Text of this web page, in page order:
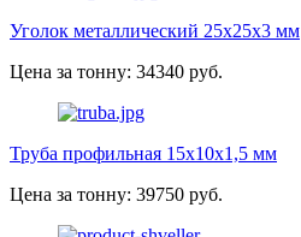
Уголок металлический 25х25х3 мм
Цена за тонну: 34340 руб.
Труба профильная 15х10х1,5 мм
Цена за тонну: 39750 руб.